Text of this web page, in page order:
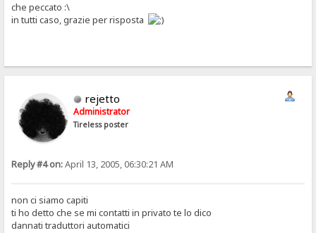
che peccato :\
in tutti caso, grazie per risposta
rejetto
Administrator
Tireless poster
Reply #4 on:April 13, 2005, 06:30:21 AM
non ci siamo capiti
ti ho detto che se mi contatti in privato te lo dico
dannati traduttori automatici